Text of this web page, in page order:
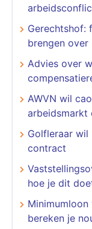
Gerechtshof:
brengen over
Advies over
AWVN wil
arbeidsmarkt
Golfleraar wil
contract
hoe je dit
bereken je